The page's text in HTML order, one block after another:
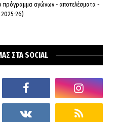
αγώνων - αποτελέσματα -
26)
ΣΤΑ SOCIAL